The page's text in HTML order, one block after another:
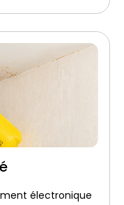
électronique